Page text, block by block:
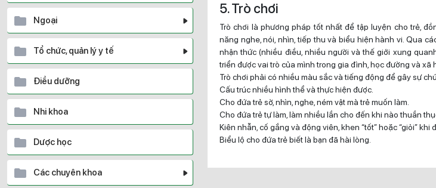
Ngoại
Tổ chức, quản lý y tế
Điều dưỡng
Nhi khoa
Dược học
Các chuyên khoa
5. Trò chơi
Trò chơi là phương pháp tốt nhất để tập luyện cho trẻ,
năng nghe, nói, nhìn, tiếp thu và biểu hiện hành vi. Qua
nhận thức (nhiều điều, nhiều người và thế giới xung
triển được vai trò của mình trong gia đình, học đường và xã
Trò chơi phải có nhiều màu sắc và tiếng động để gây sự
Cấu trúc nhiều hình thể và thực hiện được.
Cho đứa trẻ sờ, nhìn, nghe, ném vật mà trẻ muốn làm.
Cho đứa trẻ tự làm, làm nhiều lần cho đến khi nào thuần
Kiên nhẫn, cố gắng và động viên, khen “tốt” hoặc “giỏi”
Biểu lộ cho đứa trẻ biết là bạn đã hài lòng.